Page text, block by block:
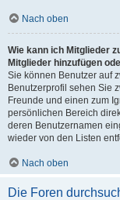
Nach oben
Wie kann ich Mitglieder
Mitglieder hinzufügen
Sie können Benutzer auf
Benutzerprofil sehen Sie
Freunde und einen zum
persönlichen Bereich
deren Benutzernamen
wieder von den Listen
Nach oben
Die Foren